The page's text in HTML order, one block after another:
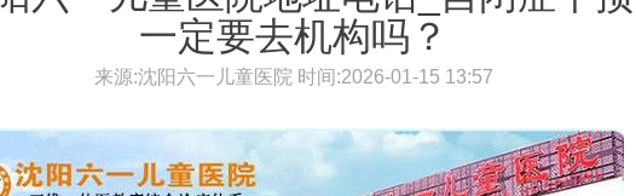
一定要去机构吗？
来源:沈阳六一儿童医院 时间:2026-01-15 13:57